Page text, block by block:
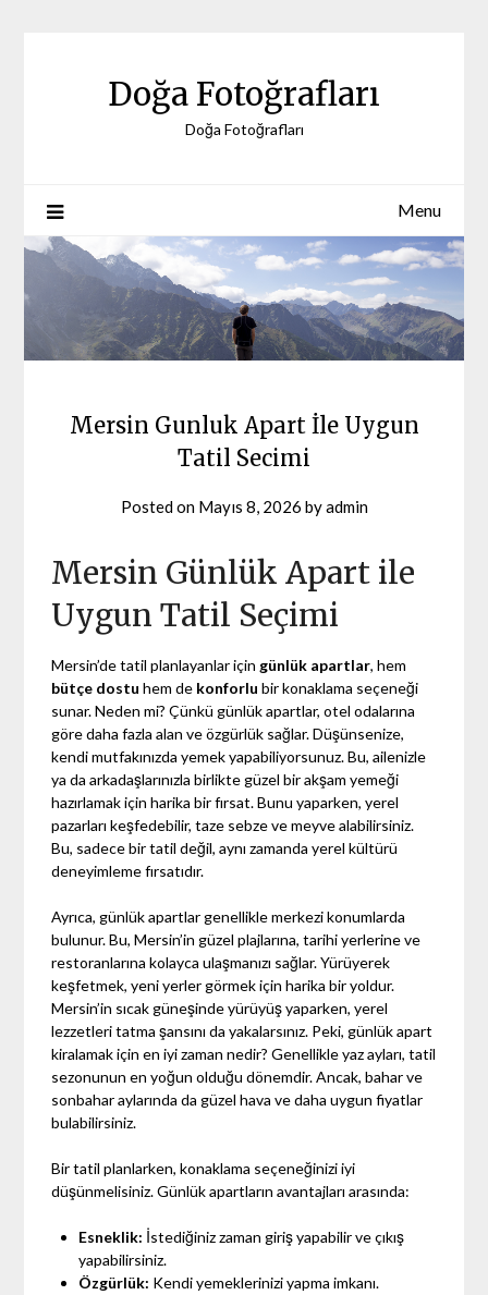
Doğa Fotoğrafları
Doğa Fotoğrafları
Menu
Mersin Gunluk Apart İle Uygun
Tatil Secimi
Posted on Mayıs 8, 2026 byadmin
Mersin Günlük Apart ile
Uygun Tatil Seçimi
Mersin’de tatil planlayanlar için günlük apartlar, hem
bütçe dostu hem de konforlu bir konaklama seçeneği
sunar. Neden mi? Çünkü günlük apartlar, otel odalarına
göre daha fazla alan ve özgürlük sağlar. Düşünsenize,
kendi mutfakınızda yemek yapabiliyorsunuz. Bu, ailenizle
ya da arkadaşlarınızla birlikte güzel bir akşam yemeği
hazırlamak için harika bir fırsat. Bunu yaparken, yerel
pazarları keşfedebilir, taze sebze ve meyve alabilirsiniz.
Bu, sadece bir tatil değil, aynı zamanda yerel kültürü
deneyimleme fırsatıdır.
Ayrıca, günlük apartlar genellikle merkezi konumlarda
bulunur. Bu, Mersin’in güzel plajlarına, tarihi yerlerine ve
restoranlarına kolayca ulaşmanızı sağlar. Yürüyerek
keşfetmek, yeni yerler görmek için harika bir yoldur.
Mersin’in sıcak güneşinde yürüyüş yaparken, yerel
lezzetleri tatma şansını da yakalarsınız. Peki, günlük apart
kiralamak için en iyi zaman nedir? Genellikle yaz ayları, tatil
sezonunun en yoğun olduğu dönemdir. Ancak, bahar ve
sonbahar aylarında da güzel hava ve daha uygun fiyatlar
bulabilirsiniz.
Bir tatil planlarken, konaklama seçeneğinizi iyi
düşünmelisiniz. Günlük apartların avantajları arasında:
Esneklik: İstediğiniz zaman giriş yapabilir ve çıkış
yapabilirsiniz.
Özgürlük: Kendi yemeklerinizi yapma imkanı.